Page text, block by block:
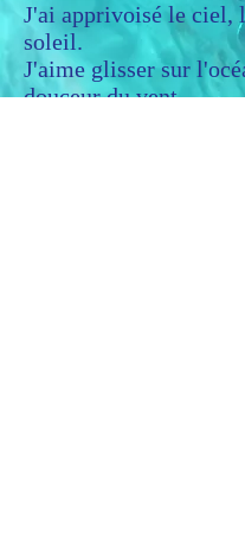
J'ai apprivoisé le ciel,
soleil.
J'aime glisser sur
douceur du vent.